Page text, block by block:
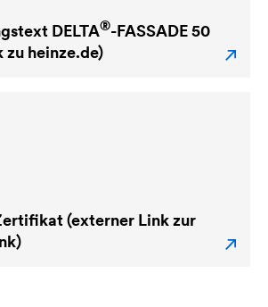
DELTA®-FASSADE 50
heinze.de)
(externer Link zur